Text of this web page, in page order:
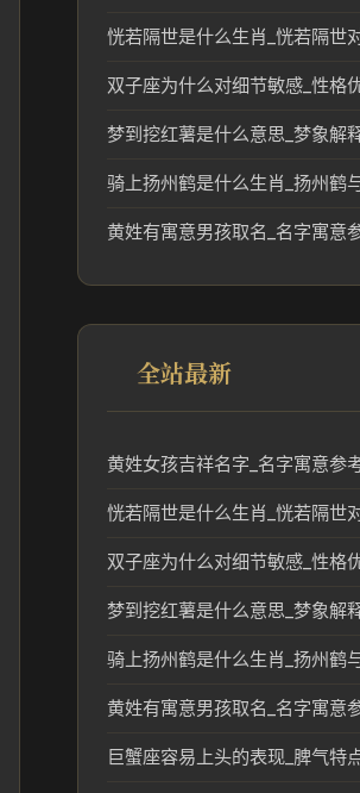
梦到挖红薯是什么意思_梦象解
黄姓有寓意男孩取名_名字寓意
全站最新
黄姓女孩吉祥名字_名字寓意参
梦到挖红薯是什么意思_梦象解
黄姓有寓意男孩取名_名字寓意
巨蟹座容易上头的表现_脾气特